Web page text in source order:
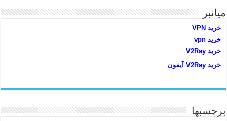
میانبر
خرید VPN
خرید vpn
خرید V2Ray
خرید V2Ray آیفون
برچسبها